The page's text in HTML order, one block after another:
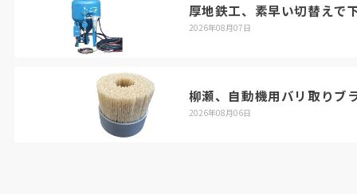
厚地鉄工、素早い切替えで
2026年08月07日
柳瀬、自動機用バリ取りブ
2026年08月06日